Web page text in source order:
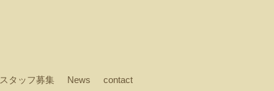
タッフ募集 News contact